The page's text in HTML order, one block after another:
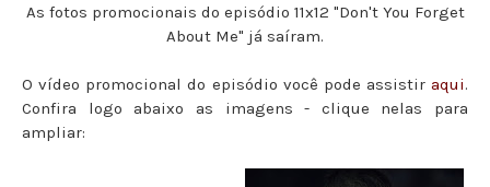
As fotos promocionais do episódio 11x12 "Don't You Forget
About Me" já saíram.
O vídeo promocional do episódio você pode assistir aqui.
Confira logo abaixo as imagens - clique nelas para
ampliar: